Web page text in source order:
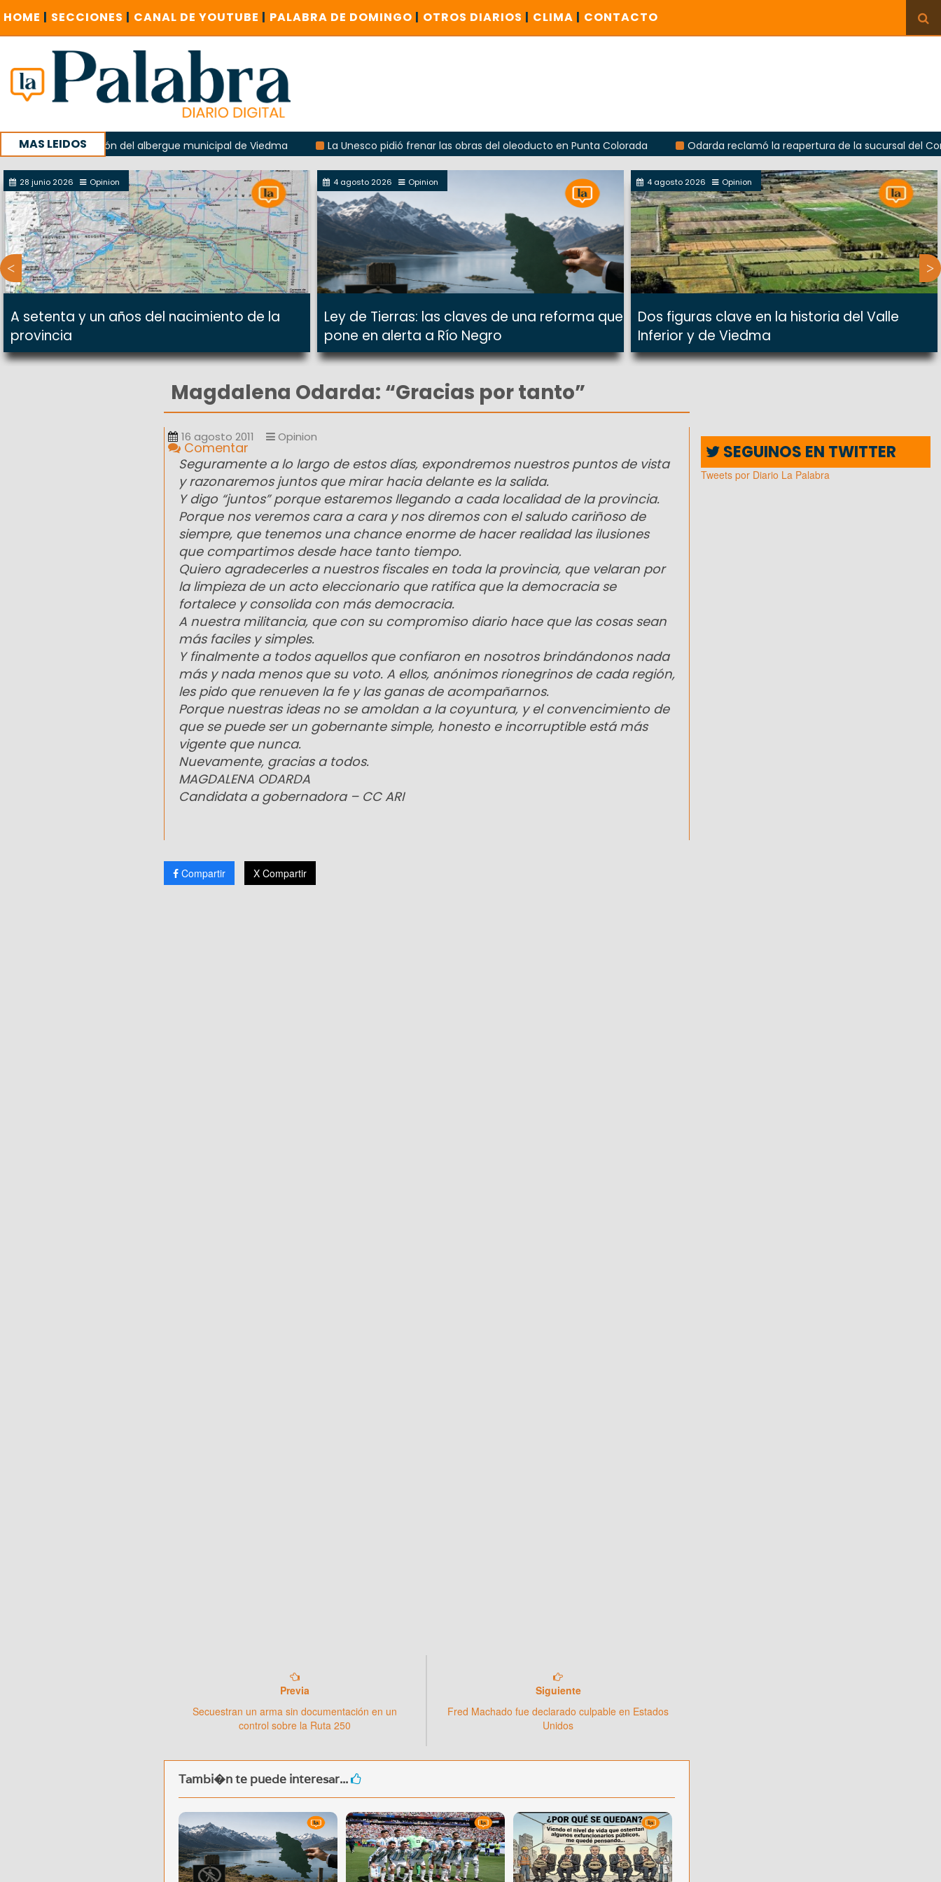
HOME | SECCIONES | CANAL DE YOUTUBE | PALABRA DE DOMINGO | OTROS DIARIOS | CLIMA | CONTACTO
MAS LEIDOS
en la explosión del albergue municipal de Viedma La Unesco pidió frenar las obras del oleoducto en Punta Colorada
Odarda reclamó la reapertura de la sucursal del Correo
con un encuentro provincial en Roca
28 junio 2026 Opinion
A setenta y un años del nacimiento de la
provincia
4 agosto 2026 Opinion
Ley de Tierras: las claves de una reforma que
pone en alerta a Río Negro
4 agosto 2026 Opinion
Dos figuras clave en la historia del Valle
Inferior y de Viedma
Magdalena Odarda: “Gracias por tanto”
16 agosto 2011 Opinion
Comentar
Seguramente a lo largo de estos días, expondremos nuestros puntos de vista
y razonaremos juntos que mirar hacia delante es la salida.
Y digo “juntos” porque estaremos llegando a cada localidad de la provincia.
Porque nos veremos cara a cara y nos diremos con el saludo cariñoso de
siempre, que tenemos una chance enorme de hacer realidad las ilusiones
que compartimos desde hace tanto tiempo.
Quiero agradecerles a nuestros fiscales en toda la provincia, que velaran por
la limpieza de un acto eleccionario que ratifica que la democracia se
fortalece y consolida con más democracia.
A nuestra militancia, que con su compromiso diario hace que las cosas sean
más faciles y simples.
Y finalmente a todos aquellos que confiaron en nosotros brindándonos nada
más y nada menos que su voto. A ellos, anónimos rionegrinos de cada región,
les pido que renueven la fe y las ganas de acompañarnos.
Porque nuestras ideas no se amoldan a la coyuntura, y el convencimiento de
que se puede ser un gobernante simple, honesto e incorruptible está más
vigente que nunca.
Nuevamente, gracias a todos.
MAGDALENA ODARDA
Candidata a gobernadora – CC ARI
Compartir X Compartir
Previa
Secuestran un arma sin documentación en un
control sobre la Ruta 250
Siguiente
Fred Machado fue declarado culpable en Estados
Unidos
Tambi�n te puede interesar...
SEGUINOS EN TWITTER
Tweets por Diario La Palabra